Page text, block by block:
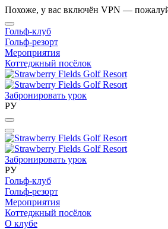
Похоже, у вас включён VPN —
Гольф-клуб
Гольф-резорт
Мероприятия
Коттеджный посёлок
Забронировать урок
РУ
Забронировать урок
РУ
Гольф-клуб
Гольф-резорт
Мероприятия
Коттеджный посёлок
О клубе